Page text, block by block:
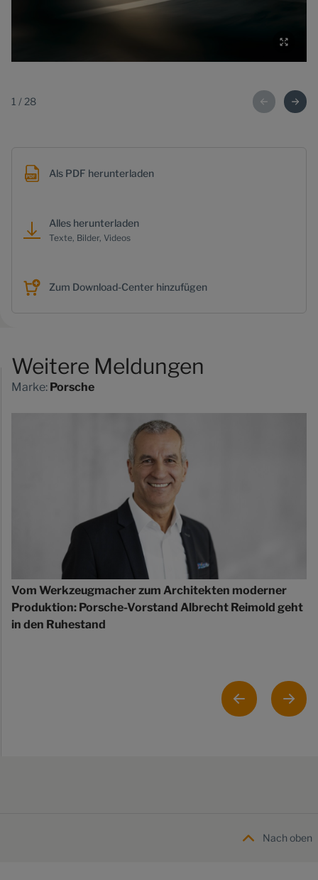
1 / 28
Als PDF herunterladen
Alles herunterladen
Texte, Bilder, Videos
Zum Download-Center hinzufügen
Weitere Meldungen
Marke: Porsche
Vom Werkzeugmacher zum Architekten moderner
Produktion: Porsche-Vorstand Albrecht Reimold geht
in den Ruhestand
Nach oben